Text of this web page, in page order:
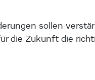
sollen
die Zukunft die